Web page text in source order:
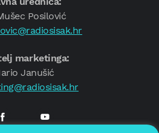
Posilović
marketinga:
Janušić